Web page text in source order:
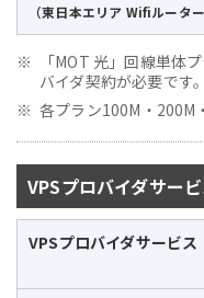
（東日本エリア Wifiルーター
「MOT 光」回線単体
バイダ契約が必要です。
各プラン100M・200M
VPSプロバイダサー
VPSプロバイダサービス